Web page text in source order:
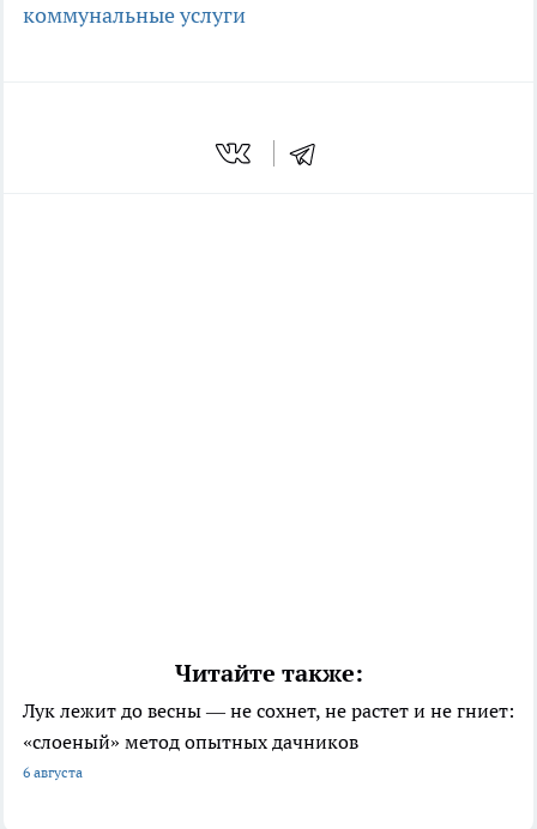
коммунальные услуги
Читайте также:
Лук лежит до весны — не сохнет, не растет и не гниет:
«слоеный» метод опытных дачников
6 августа